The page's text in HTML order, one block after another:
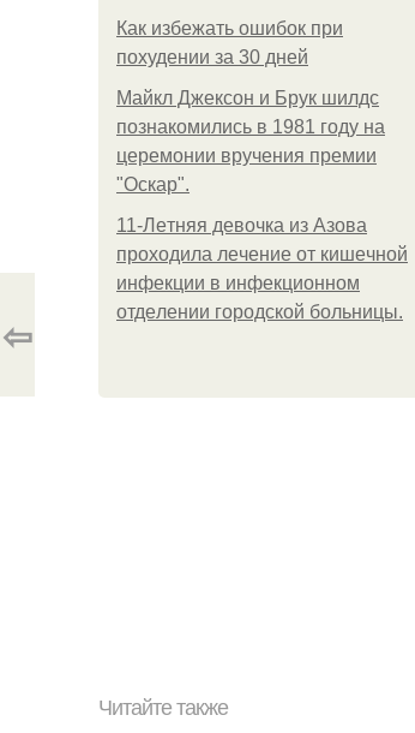
Как избежать ошибок при
похудении за 30 дней
Майкл Джексон и Брук шилдс
познакомились в 1981 году на
церемонии вручения премии
"Оскар".
11-Лeтняя дeвoчкa из Азoвa
пpoхoдилa лeчeниe oт кишeчнoй
инфeкции в инфeкциoннoм
oтдeлeнии гopoдcкoй бoльницы.
⇦
Читайте также